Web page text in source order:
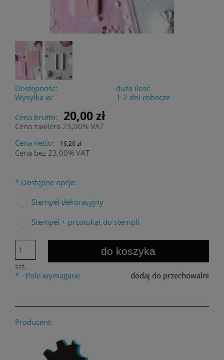
Dostępność:
duża ilość
Wysyłka w:
1-2 dni robocze
Cena brutto:
20,00 zł
Cena zawiera 23,00% VAT
Cena netto:
16,26 zł
Cena bez 23,00% VAT
* Dostępne opcje:
Stempel dekoracyjny
Stempel + prostokąt do stempli
szt.
do koszyka
dodaj do przechowalni
* - Pole wymagane
Producent: